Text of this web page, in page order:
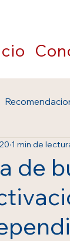
de
1 min de